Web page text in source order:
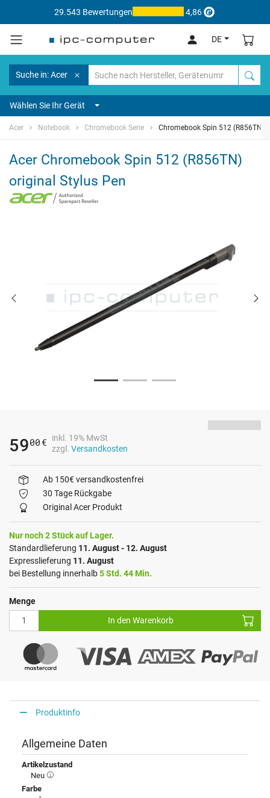
29.543 Bewertungen 4,86
DE
Suche in: Acer
Wählen Sie Ihr Gerät
Acer Notebook Chromebook Serie Chromebook Spin 512 (R856TN)
Acer Chromebook Spin 512 (R856TN)
original Stylus Pen
5900 €
inkl. 19% MwSt
zzgl. Versandkosten
Ab 150€ versandkostenfrei
30 Tage Rückgabe
Original Acer Produkt
Nur noch 2 Stück auf Lager.
Standardlieferung 11. August - 12. August
Expresslieferung 11. August
bei Bestellung innerhalb5 Std. 44 Min.
Menge
In den Warenkorb
Produktinfo
Allgemeine Daten
Artikelzustand
Neu
Farbe